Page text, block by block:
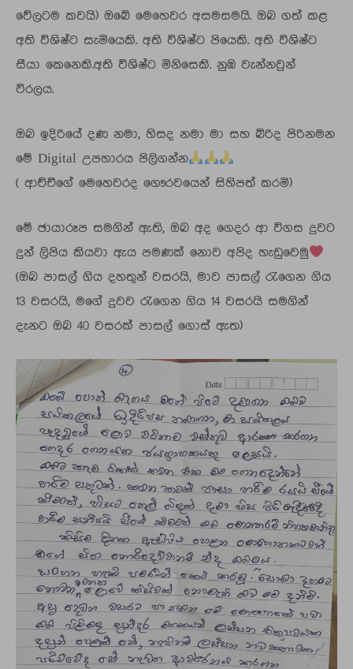
වේලටම කවයි) ඔබේ මෙහෙවර අසමසමයි. ඔබ ගත් කළ
අති විශිෂ්ට සැමියෙකි. අති විශිෂ්ට පියෙකි. අති විශිෂ්ට
සීයා කෙනෙකි.අති විශිෂ්ට මිනිසෙකි. නුඹ වැන්නවුන්
විරලය.
ඔබ ඉදිරියේ දණ නමා, හිසද නමා මා සහ බිරිද පිරිනමන
මේ Digital උපහාරය පිලිගන්න
( ආච්චීගේ මෙහෙවරද ගෞරවයෙන් සිහිපත් කරමි)
මේ ඡායාරූප සමගින් ඇති, ඔබ අද ගෙදර ආ විගස දුවට
දුන් ලිපිය කියවා ඇය පමණක් නොව අපිද හැඩුවෙමු
(ඔබ පාසල් ගිය දහතුන් වසරයි, මාව පාසල් රැගෙන ගිය
13 වසරයි, මගේ දුවව රැගෙන ගිය 14 වසරයි සමගින්
දැනට ඔබ 40 වසරක් පාසල් ගොස් ඇත)